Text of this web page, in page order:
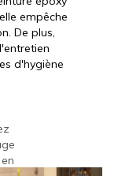
empêche
De plus,
d'hygiène